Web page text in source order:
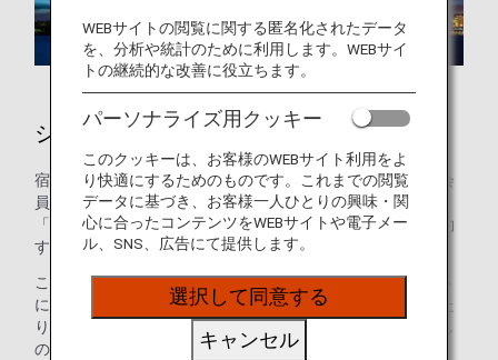
シンガポールのホテル
宿泊施設のご予約はお済みですか？ANAマイレージクラブ会
員のお客様は、世界の約100万軒のホテルが利用できる
「ANAワールドホテル」サービスを使って、ホテルをご予約
することができます。
このサービスを使えば、ANAマイレージクラブのアカウント
にログインして最適なホテルを選ぶだけで、マイルを貯めた
り使ったりできます。ご家族でプール付きのホテルをお探し
の方も、ご出張のニーズにお応えするホテルをお探しの方
WEBサイトの閲覧に関する匿名化されたデータ
を、分析や統計のために利用します。WEBサイ
トの継続的な改善に役立ちます。
パーソナライズ用クッキー
このクッキーは、お客様のWEBサイト利用をよ
り快適にするためのものです。これまでの閲覧
データに基づき、お客様一人ひとりの興味・関
心に合ったコンテンツをWEBサイトや電子メー
ル、SNS、広告にて提供します。
選択して同意する
キャンセル